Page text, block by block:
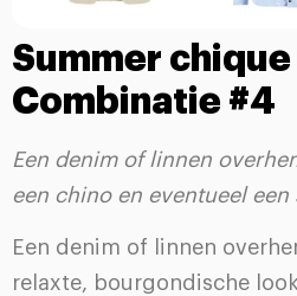
Summer chique
Combinatie #4
Een denim of linnen
een chino en eventueel een
Een denim of linnen
relaxte, bourgondische